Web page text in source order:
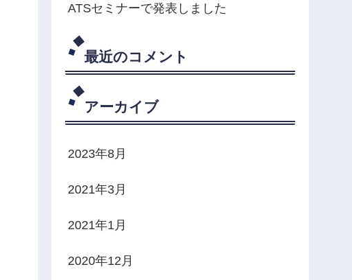
ATSセミナーで発表しました
最近のコメント
アーカイブ
2023年8月
2021年3月
2021年1月
2020年12月